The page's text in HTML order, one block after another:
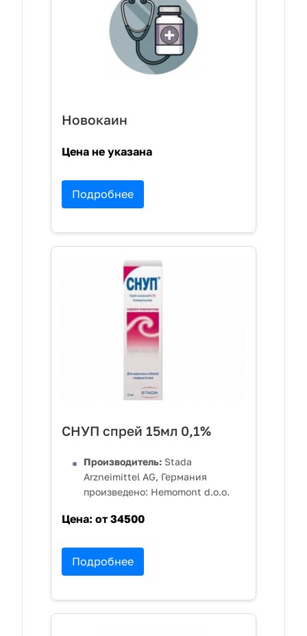
Новокаин
Цена не указана
Подробнее
СНУП спрей 15мл 0,1%
Производитель: Stada
Arzneimittel AG, Германия
произведено: Hemomont d.o.o.
Цена: от 34500
Подробнее